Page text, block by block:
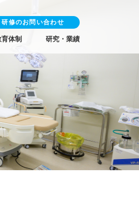
研修のお問い合わせ
体制 研究・業績